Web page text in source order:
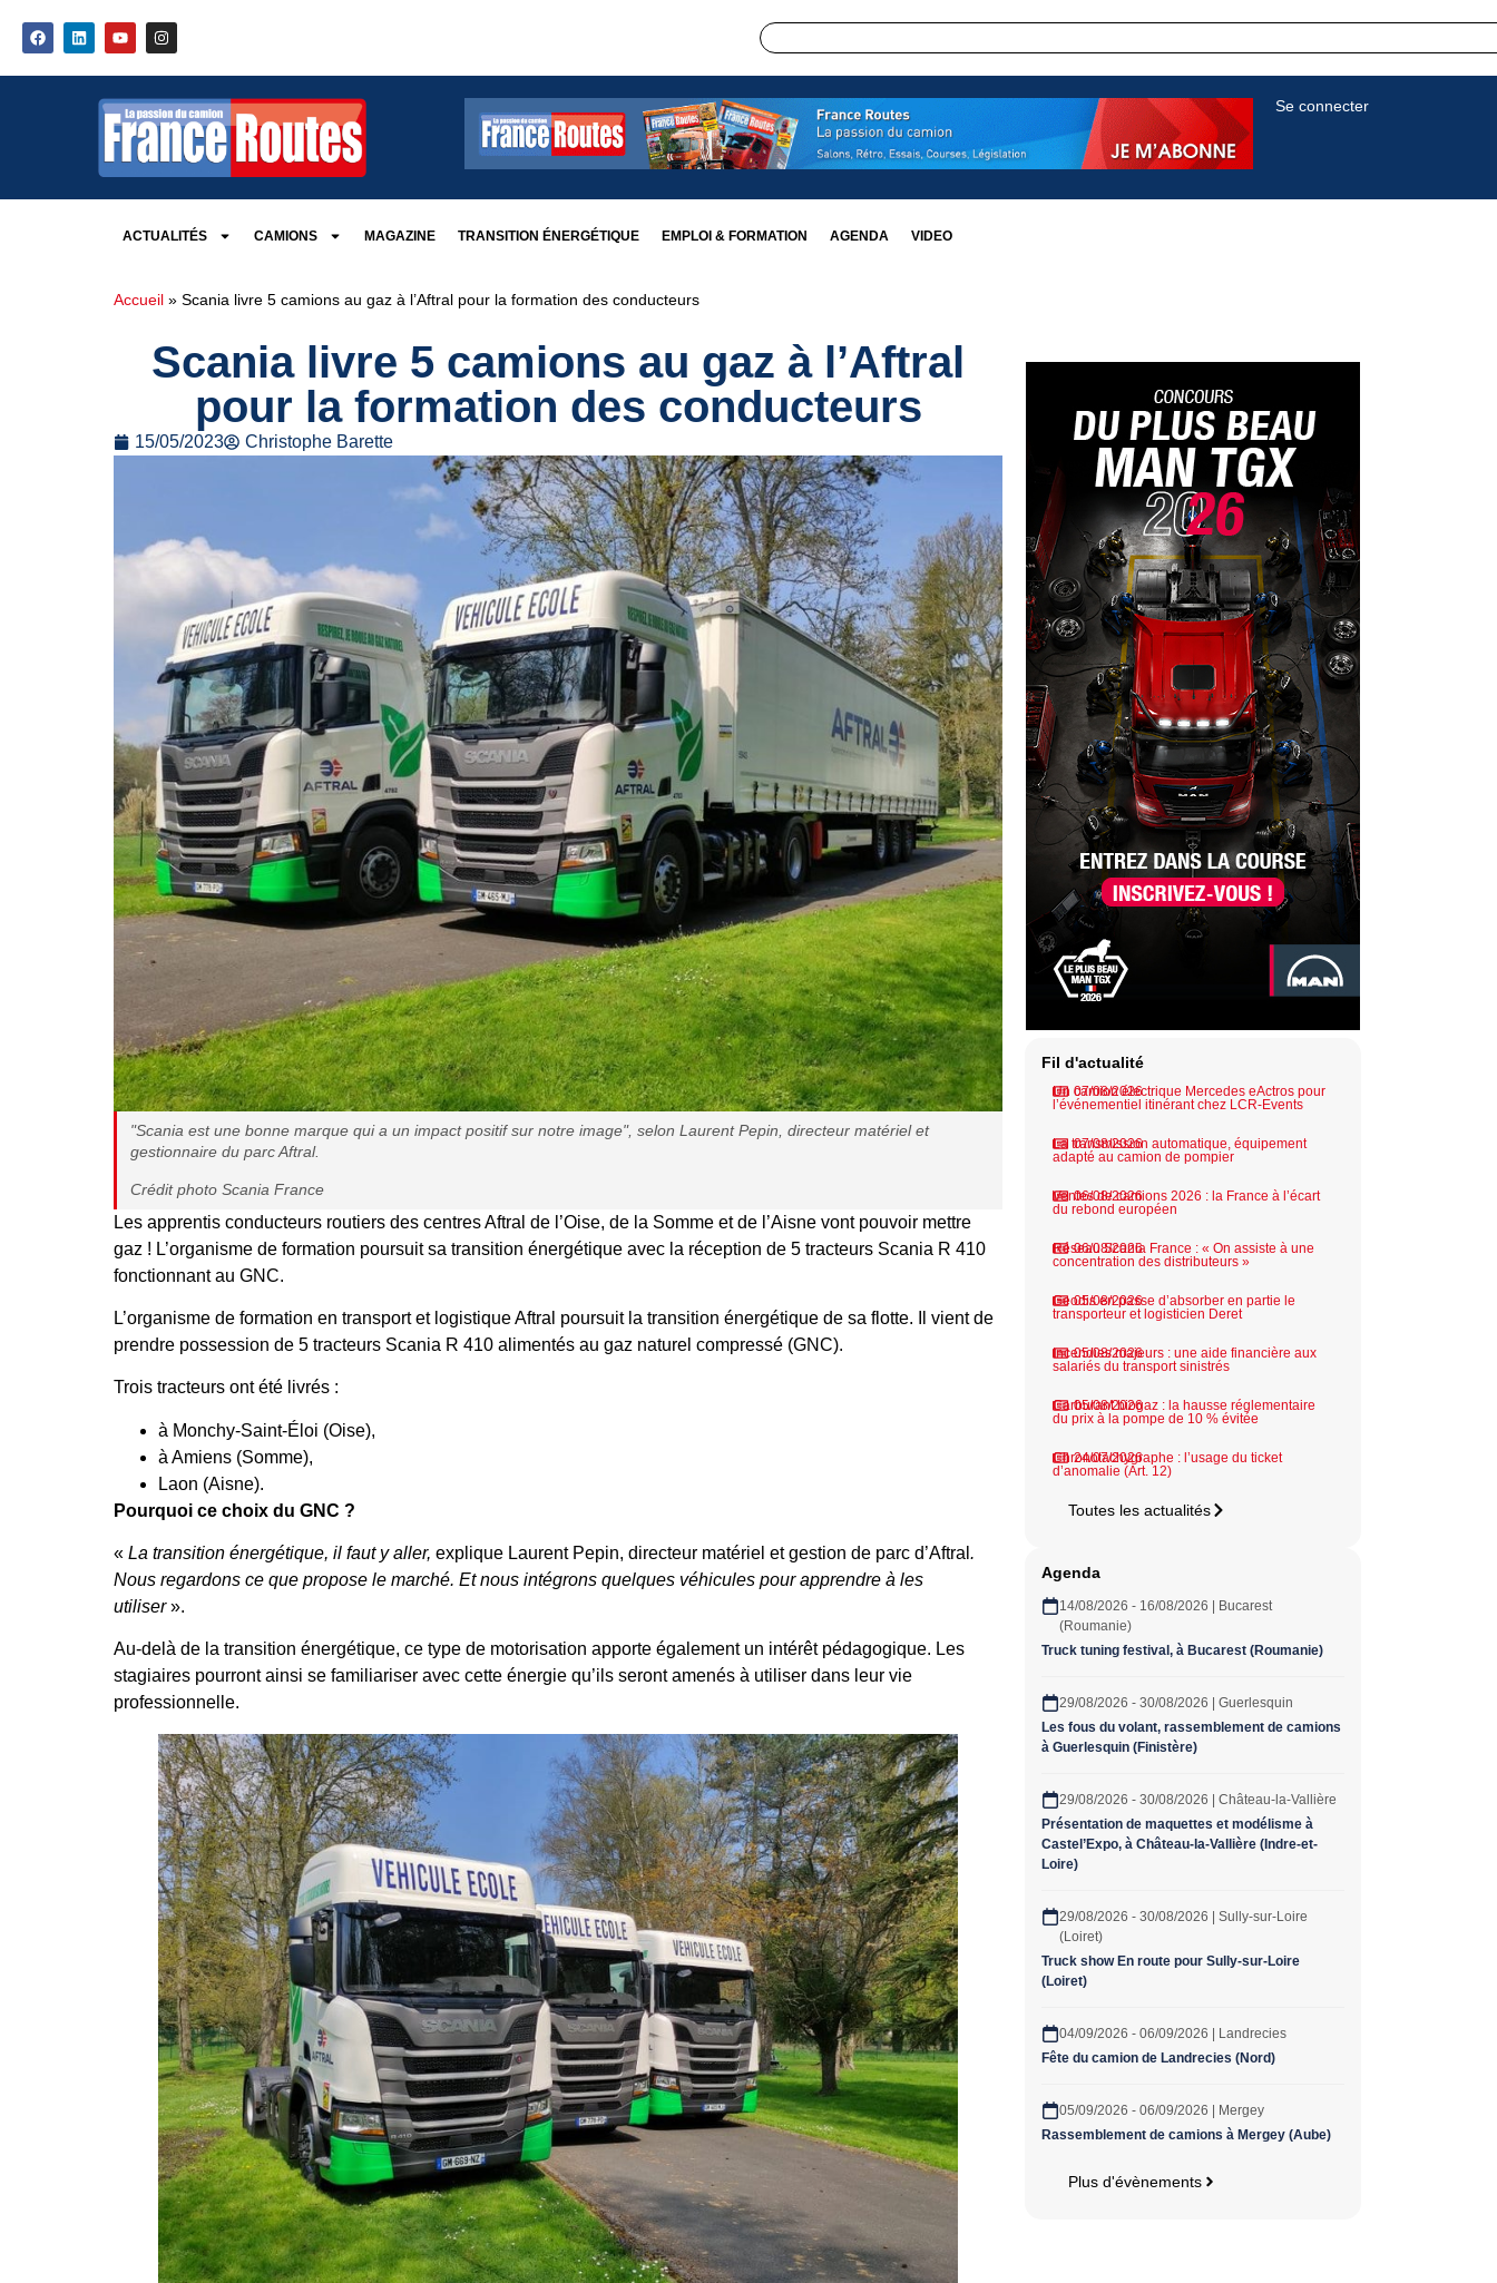
Se connecter
ACTUALITÉS CAMIONS MAGAZINE TRANSITION ÉNERGÉTIQUE EMPLOI & FORMATION AGENDA VIDEO
Accueil » Scania livre 5 camions au gaz à l’Aftral pour la formation des conducteurs
Scania livre 5 camions au gaz à l’Aftral
pour la formation des conducteurs
15/05/2023 Christophe Barette
"Scania est une bonne marque qui a un impact positif sur notre image", selon Laurent Pepin, directeur matériel et
gestionnaire du parc Aftral.
Crédit photo Scania France
Les apprentis conducteurs routiers des centres Aftral de l’Oise, de la Somme et de l’Aisne vont pouvoir mettre
gaz ! L’organisme de formation poursuit sa transition énergétique avec la réception de 5 tracteurs Scania R 410
fonctionnant au GNC.
L’organisme de formation en transport et logistique Aftral poursuit la transition énergétique de sa flotte. Il vient de
prendre possession de 5 tracteurs Scania R 410 alimentés au gaz naturel compressé (GNC).
Trois tracteurs ont été livrés :
à Monchy-Saint-Éloi (Oise),
à Amiens (Somme),
Laon (Aisne).
Pourquoi ce choix du GNC ?
« La transition énergétique, il faut y aller, explique Laurent Pepin, directeur matériel et gestion de parc d’Aftral .
Nous regardons ce que propose le marché. Et nous intégrons quelques véhicules pour apprendre à les
utiliser».
Au-delà de la transition énergétique, ce type de motorisation apporte également un intérêt pédagogique. Les
stagiaires pourront ainsi se familiariser avec cette énergie qu’ils seront amenés à utiliser dans leur vie
professionnelle.
Fil d'actualité
07/08/2026
Un camion électrique Mercedes eActros pour
l’événementiel itinérant chez LCR-Events
07/08/2026
La transmission automatique, équipement
adapté au camion de pompier
06/08/2026
Ventes de camions 2026 : la France à l’écart
du rebond européen
06/08/2026
Réseau Scania France : « On assiste à une
concentration des distributeurs »
05/08/2026
Geodis en passe d’absorber en partie le
transporteur et logisticien Deret
05/08/2026
Incendies majeurs : une aide financière aux
salariés du transport sinistrés
05/08/2026
Carburant biogaz : la hausse réglementaire
du prix à la pompe de 10 % évitée
24/07/2026
Chronotachygraphe : l’usage du ticket
d’anomalie (Art. 12)
Toutes les actualités
Agenda
14/08/2026 - 16/08/2026 | Bucarest
(Roumanie)
Truck tuning festival, à Bucarest (Roumanie)
29/08/2026 - 30/08/2026 | Guerlesquin
Les fous du volant, rassemblement de camions
à Guerlesquin (Finistère)
29/08/2026 - 30/08/2026 | Château-la-Vallière
Présentation de maquettes et modélisme à
Castel’Expo, à Château-la-Vallière (Indre-et-
Loire)
29/08/2026 - 30/08/2026 | Sully-sur-Loire
(Loiret)
Truck show En route pour Sully-sur-Loire
(Loiret)
04/09/2026 - 06/09/2026 | Landrecies
Fête du camion de Landrecies (Nord)
05/09/2026 - 06/09/2026 | Mergey
Rassemblement de camions à Mergey (Aube)
Plus d'évènements